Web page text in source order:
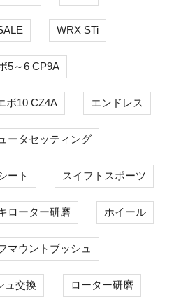
WRX STi
5～6 CP9A
ボ10 CZ4A エンドレス
ータセッティング
ート スイフトスポーツ
ローター研磨 ホイール
マウントブッシュ
ュ交換 ローター研磨